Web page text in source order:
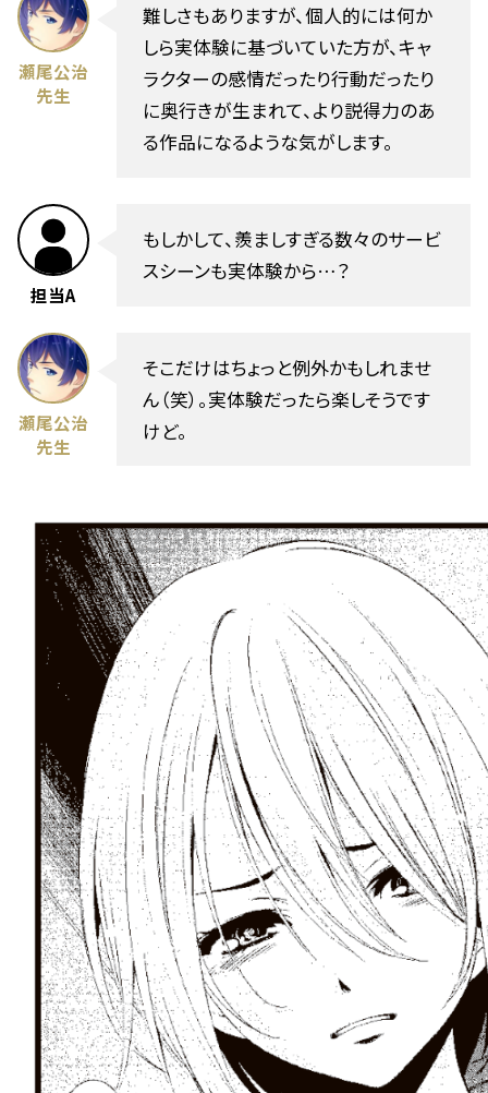
瀬尾公治
先生
難しさもありますが、個人的には何か
しら実体験に基づいていた方が、キャ
ラクターの感情だったり行動だったり
に奥行きが生まれて、より説得力のあ
る作品になるような気がします。
担当A
もしかして、羨ましすぎる数々のサービ
スシーンも実体験から…？
瀬尾公治
先生
そこだけはちょっと例外かもしれませ
ん（笑）。実体験だったら楽しそうです
けど。